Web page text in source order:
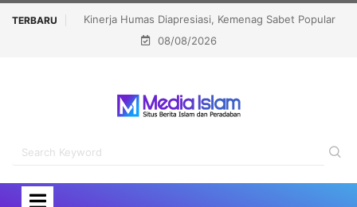
TERBARU
Diapresiasi, Kemenag Sabet Popular
Institutions Award 2026
Menhaj: IKLHI 2026 Bukti
08/08/2026